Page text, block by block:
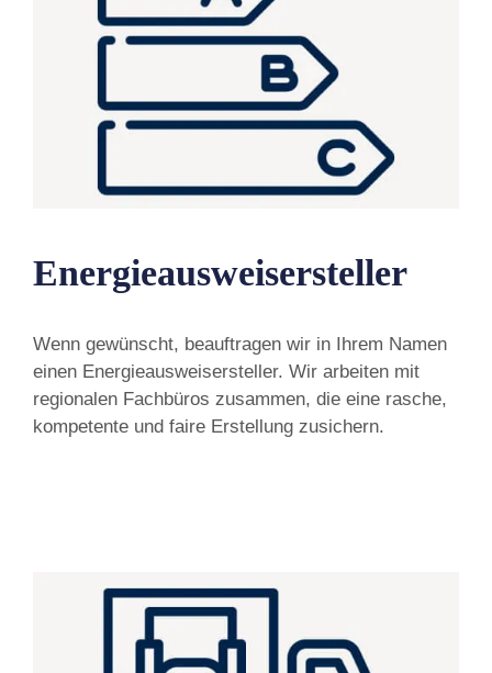
Energieausweisersteller
Wenn gewünscht, beauftragen wir in Ihrem Namen
einen Energieausweisersteller. Wir arbeiten mit
regionalen Fachbüros zusammen, die eine rasche,
kompetente und faire Erstellung zusichern.